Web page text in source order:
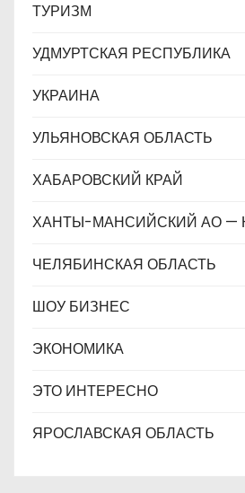
ТУРИЗМ
УДМУРТСКАЯ РЕСПУБЛИКА
УКРАИНА
УЛЬЯНОВСКАЯ ОБЛАСТЬ
ХАБАРОВСКИЙ КРАЙ
ХАНТЫ-МАНСИЙСКИЙ АО —
ЧЕЛЯБИНСКАЯ ОБЛАСТЬ
ШОУ БИЗНЕС
ЭКОНОМИКА
ЭТО ИНТЕРЕСНО
ЯРОСЛАВСКАЯ ОБЛАСТЬ